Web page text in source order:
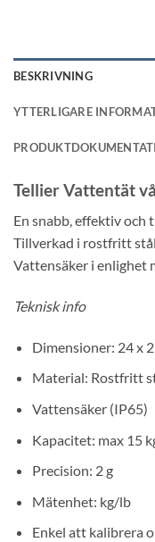
BESKRIVNING
YTTERLIGARE
Tellier Vattentät
En snabb, effektiv
Tillverkad i rostfritt
Vattensäker i enlighet
Teknisk info
Dimensioner: 24 x
Material: Rostfritt
Vattensäker (IP65)
Kapacitet: max 15
Precision: 2 g
Mätenhet: kg/lb
Enkel att kalibrera